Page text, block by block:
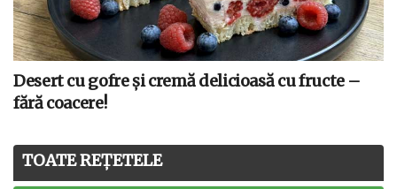
Desert cu gofre și cremă delicioasă cu fructe –
fără coacere!
TOATE REȚETELE